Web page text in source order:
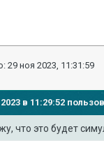
29 ноя 2023, 11:31:59
в 11:29:52
что это будет